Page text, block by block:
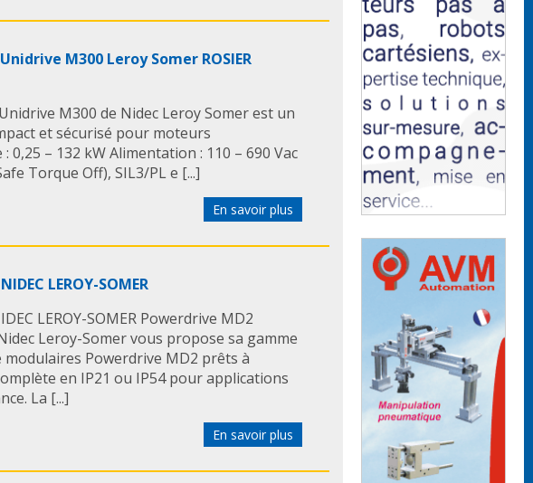
M300 Leroy Somer ROSIER
M300 de Nidec Leroy Somer est un
et sécurisé pour moteurs
0,25 – 132 kW Alimentation : 110 – 690 Vac
Torque Off), SIL3/PL e [...]
En savoir plus
LEROY-SOMER
LEROY-SOMER Powerdrive MD2
Leroy-Somer vous propose sa gamme
Powerdrive MD2 prêts à
en IP21 ou IP54 pour applications
La [...]
En savoir plus